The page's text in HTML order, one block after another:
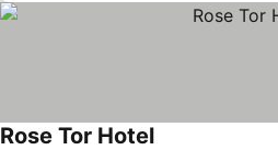
Rose Tor Hotel